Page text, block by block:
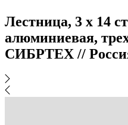
Лестница, 3 х 14
алюминиевая,
СИБРТЕХ //